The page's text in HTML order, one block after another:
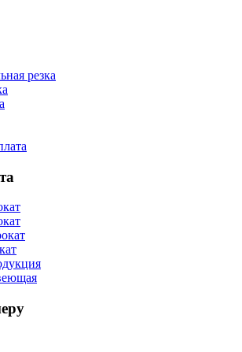
резка